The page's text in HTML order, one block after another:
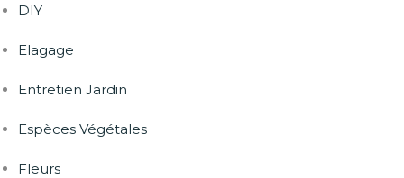
DIY
Elagage
Entretien Jardin
Espèces Végétales
Fleurs